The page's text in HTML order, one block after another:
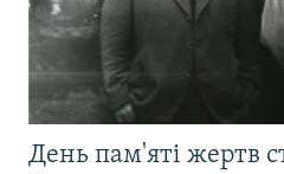
День пам'яті жертв